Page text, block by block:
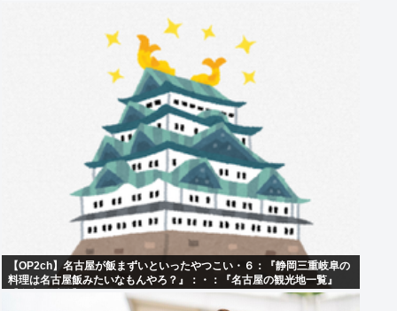
【OP2ch】名古屋が飯まずいといったやつこい・６：『静岡三重岐阜の
料理は名古屋飯みたいなもんやろ？』：・：『名古屋の観光地一覧』